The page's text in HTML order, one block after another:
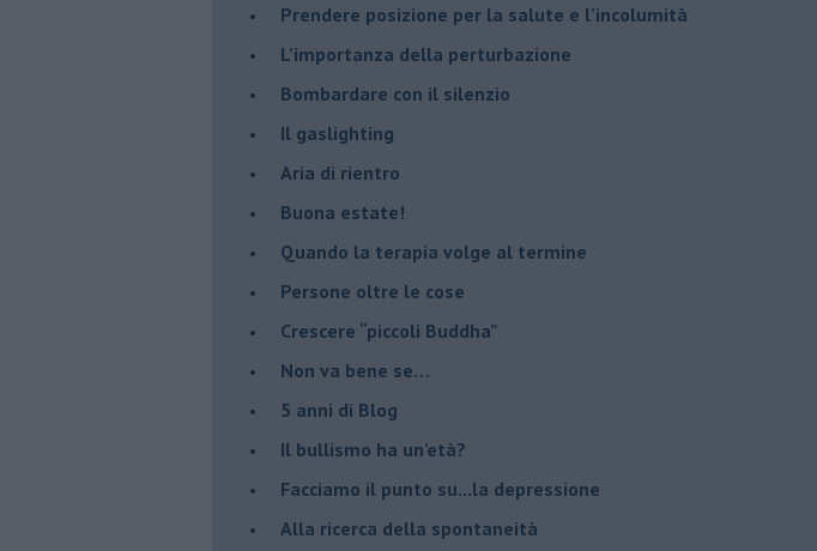
Prendere posizione per la salute e l’incolumità
L’importanza della perturbazione
​Bombardare con il silenzio
Il gaslighting
Aria di rientro
Buona estate!
​Quando la terapia volge al termine
​Persone oltre le cose
​Crescere “piccoli Buddha”
Non va bene se…
​5 anni di Blog
​Il bullismo ha un’età?
Facciamo il punto su...la depressione
​Alla ricerca della spontaneità